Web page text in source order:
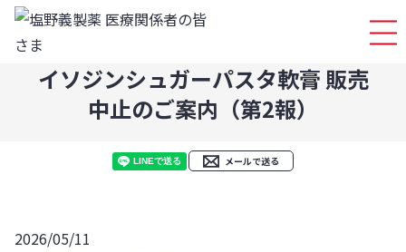
ログ
イソジンシュガーパスタ軟膏 販売
中止のご案内（第2報）
メールで送る
2026/05/11